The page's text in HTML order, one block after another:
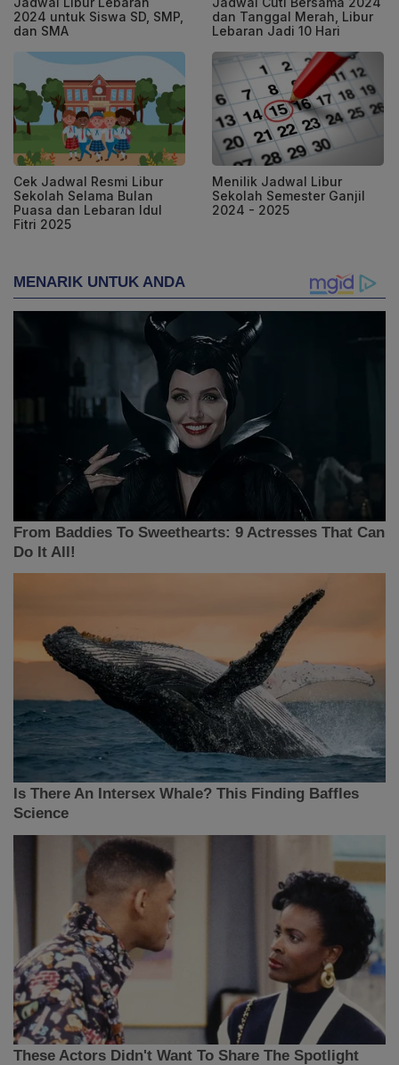
2024 untuk Siswa SD, SMP,
dan SMA
dan Tanggal Merah, Libur
Lebaran Jadi 10 Hari
Cek Jadwal Resmi Libur
Sekolah Selama Bulan
Puasa dan Lebaran Idul
Fitri 2025
Menilik Jadwal Libur
Sekolah Semester Ganjil
2024 - 2025